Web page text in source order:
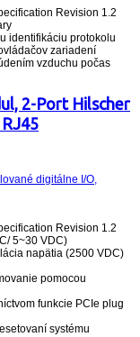
Revision 1.2
identifikáciu protokolu
zariadení
vzduchu počas
2-Port Hilscher
Revision 1.2
5~30 VDC)
napätia (2500 VDC)
pomocou
funkcie PCIe plug
systému